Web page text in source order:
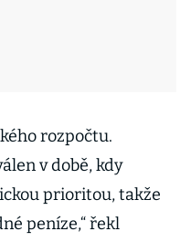
rozpočtu.
v době, kdy
prioritou, takže
peníze,“ řekl